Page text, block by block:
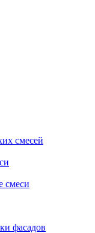
смесей
смеси
фасадов